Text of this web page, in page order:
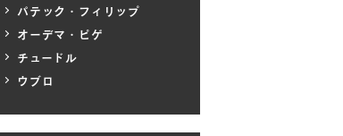
パテック・フィリップ
オーデマ・ピゲ
チュードル
ウブロ